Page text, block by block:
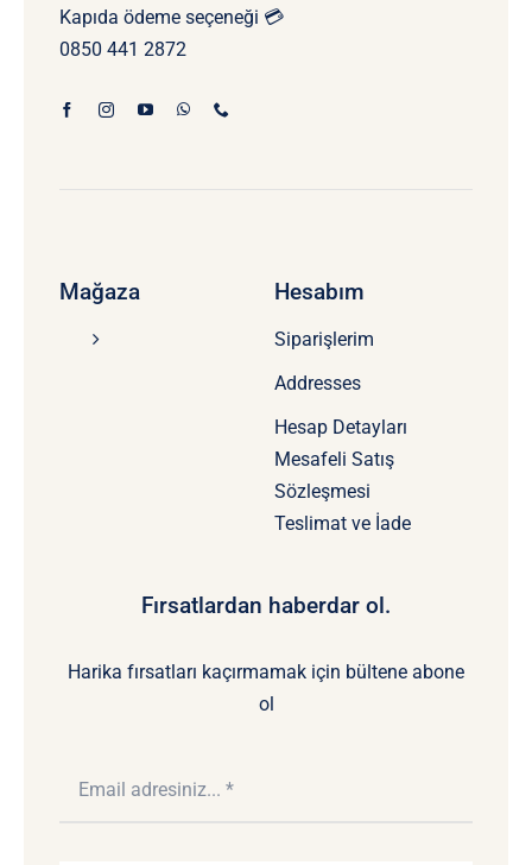
Kapıda ödeme seçeneği 💳
0850 441 2872
Mağaza Hesabım
Siparişlerim
Addresses
Hesap Detayları
Mesafeli Satış
Sözleşmesi
Teslimat ve İade
Fırsatlardan haberdar ol.
Harika fırsatları kaçırmamak için bültene abone
ol